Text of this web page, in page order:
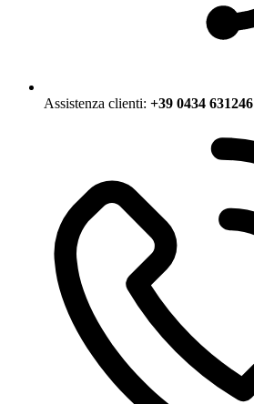
Assistenza clienti: +39 0434 631246